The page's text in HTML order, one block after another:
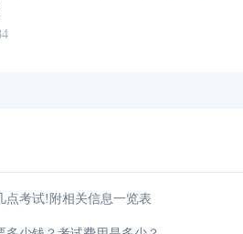
点考试!附相关信息一览表